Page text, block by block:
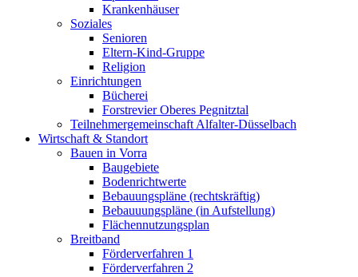
Krankenhäuser
Soziales
Senioren
Eltern-Kind-Gruppe
Religion
Einrichtungen
Bücherei
Forstrevier Oberes Pegnitztal
Teilnehmergemeinschaft Alfalter-Düsselbach
Wirtschaft & Standort
Bauen in Vorra
Baugebiete
Bodenrichtwerte
Bebauungspläne (rechtskräftig)
Bebauuungspläne (in Aufstellung)
Flächennutzungsplan
Breitband
Förderverfahren 1
Förderverfahren 2